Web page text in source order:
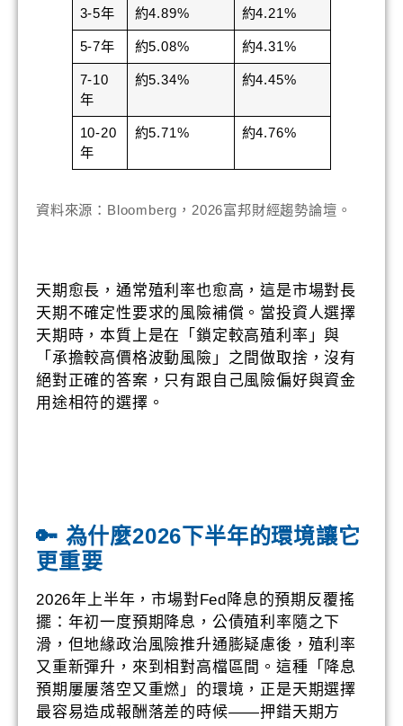
3-5年 約4.89% 約4.21%
5-7年 約5.08% 約4.31%
7-10
年
約5.34% 約4.45%
10-20
年
約5.71% 約4.76%
資料來源：Bloomberg，2026富邦財經趨勢論壇。
天期愈長，通常殖利率也愈高，這是市場對長
天期不確定性要求的風險補償。當投資人選擇
天期時，本質上是在「鎖定較高殖利率」與
「承擔較高價格波動風險」之間做取捨，沒有
絕對正確的答案，只有跟自己風險偏好與資金
用途相符的選擇。
🔑 為什麼2026下半年的環境讓它
更重要
2026年上半年，市場對Fed降息的預期反覆搖
擺：年初一度預期降息，公債殖利率隨之下
滑，但地緣政治風險推升通膨疑慮後，殖利率
又重新彈升，來到相對高檔區間。這種「降息
預期屢屢落空又重燃」的環境，正是天期選擇
最容易造成報酬落差的時候——押錯天期方